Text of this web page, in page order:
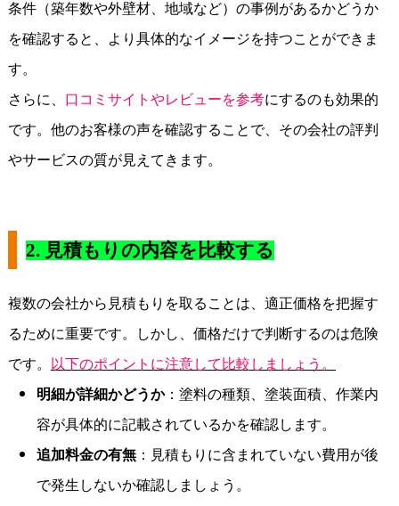
条件（築年数や外壁材、地域など）の事例があるかどうか
を確認すると、より具体的なイメージを持つことができま
す。
さらに、 口コミサイトやレビューを参考にするのも効果的
です。他のお客様の声を確認することで、その会社の評判
やサービスの質が見えてきます。
2. 見積もりの内容を比較する
複数の会社から見積もりを取ることは、適正価格を把握す
るために重要です。しかし、価格だけで判断するのは危険
です。
以下のポイントに注意して比較しましょう。
明細が詳細かどうか：塗料の種類、塗装面積、作業内
容が具体的に記載されているかを確認します。
追加料金の有無：見積もりに含まれていない費用が後
で発生しないか確認しましょう。